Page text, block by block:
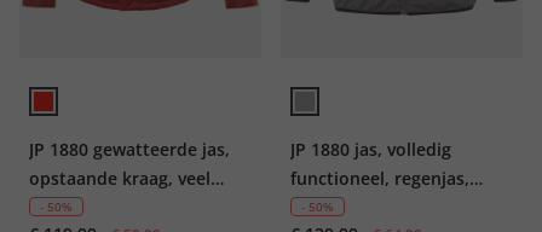
JP 1880 gewatteerde jas,
opstaande kraag, veel
zakken, tot 8XL
- 50%
JP 1880 jas, volledig
functioneel, regenjas,
waterafstotend,
- 50%